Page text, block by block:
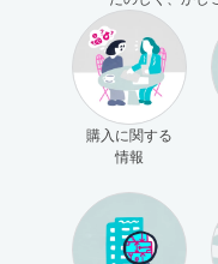
購入に関する
情報